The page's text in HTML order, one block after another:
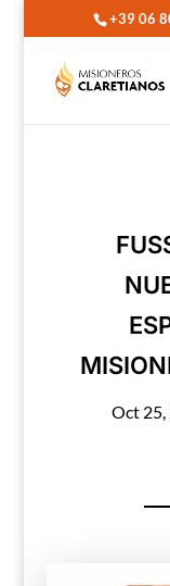
+39 06
Oct 25,